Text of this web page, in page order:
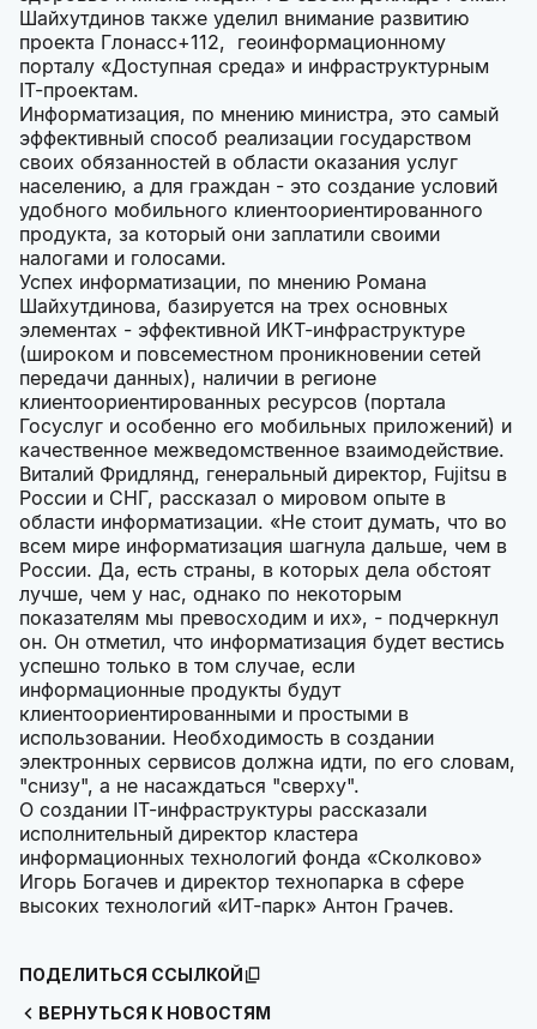
Шайхутдинов также уделил внимание развитию
проекта Глонасс+112, геоинформационному
порталу «Доступная среда» и инфраструктурным
IT-проектам.
Информатизация, по мнению министра, это самый
эффективный способ реализации государством
своих обязанностей в области оказания услуг
населению, а для граждан - это создание условий
удобного мобильного клиентоориентированного
продукта, за который они заплатили своими
налогами и голосами.
Успех информатизации, по мнению Романа
Шайхутдинова, базируется на трех основных
элементах - эффективной ИКТ-инфраструктуре
(широком и повсеместном проникновении сетей
передачи данных), наличии в регионе
клиентоориентированных ресурсов (портала
Госуслуг и особенно его мобильных приложений) и
качественное межведомственное взаимодействие.
Виталий Фридлянд, генеральный директор, Fujitsu в
России и СНГ, рассказал о мировом опыте в
области информатизации. «Не стоит думать, что во
всем мире информатизация шагнула дальше, чем в
России. Да, есть страны, в которых дела обстоят
лучше, чем у нас, однако по некоторым
показателям мы превосходим и их», - подчеркнул
он. Он отметил, что информатизация будет вестись
успешно только в том случае, если
информационные продукты будут
клиентоориентированными и простыми в
использовании. Необходимость в создании
электронных сервисов должна идти, по его словам,
"снизу", а не насаждаться "сверху".
О создании IT-инфраструктуры рассказали
исполнительный директор кластера
информационных технологий фонда «Сколково»
Игорь Богачев и директор технопарка в сфере
высоких технологий «ИТ-парк» Антон Грачев.
ВЕРНУТЬСЯ К НОВОСТЯМ
ПОДЕЛИТЬСЯ ССЫЛКОЙ